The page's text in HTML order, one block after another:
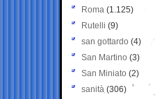
Roma (1.125)
Rutelli (9)
san gottardo (4)
San Martino (3)
San Miniato (2)
sanità (306)